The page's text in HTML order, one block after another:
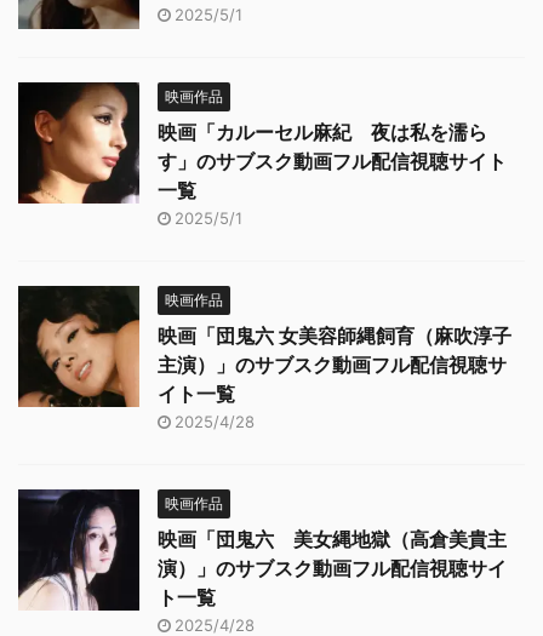
2025/5/1
映画作品
映画「カルーセル麻紀 夜は私を濡ら
す」のサブスク動画フル配信視聴サイト
一覧
2025/5/1
映画作品
映画「団鬼六 女美容師縄飼育（麻吹淳子
主演）」のサブスク動画フル配信視聴サ
イト一覧
2025/4/28
映画作品
映画「団鬼六 美女縄地獄（高倉美貴主
演）」のサブスク動画フル配信視聴サイ
ト一覧
2025/4/28